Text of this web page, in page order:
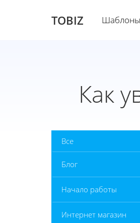
TOBIZ Шаблоны
Как
Все
Блог
Начало работы
Интернет магазин